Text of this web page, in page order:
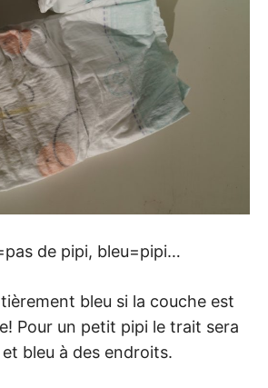
de pipi, bleu=pipi…
bleu si la couche est
Pour un petit pipi le trait sera
et bleu à des endroits.